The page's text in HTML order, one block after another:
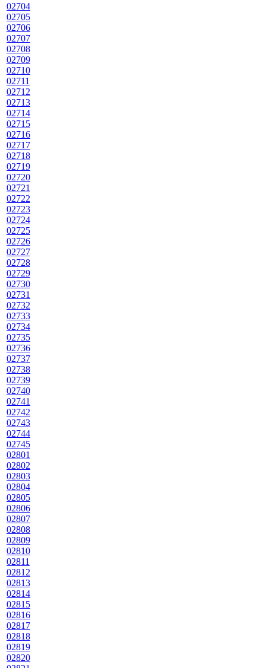
02704
02705
02706
02707
02708
02709
02710
02711
02712
02713
02714
02715
02716
02717
02718
02719
02720
02721
02722
02723
02724
02725
02726
02727
02728
02729
02730
02731
02732
02733
02734
02735
02736
02737
02738
02739
02740
02741
02742
02743
02744
02745
02801
02802
02803
02804
02805
02806
02807
02808
02809
02810
02811
02812
02813
02814
02815
02816
02817
02818
02819
02820